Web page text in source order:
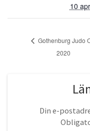
10
Gothenburg Judo
2020
Din e-